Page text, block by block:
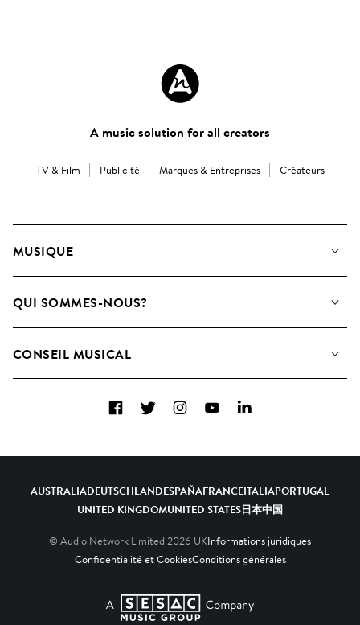
A music solution for all creators
TV & Film Publicité Marques & Entreprises Créateurs
MUSIQUE
Rechercher
QUI SOMMES-NOUS?
Comment nous utilisons l’IA
CONSEIL MUSICAL
FacebookTwitterInstagramYouTubeLinkedIn
AUSTRALIADEUTSCHLANDESPAÑAFRANCEITALIAPORTUGAL
UNITED KINGDOMUNITED STATES日本中国
© Audio Network Limited 2026 UKInformations juridiques
Confidentialité et CookiesConditions générales
A SESAC Company